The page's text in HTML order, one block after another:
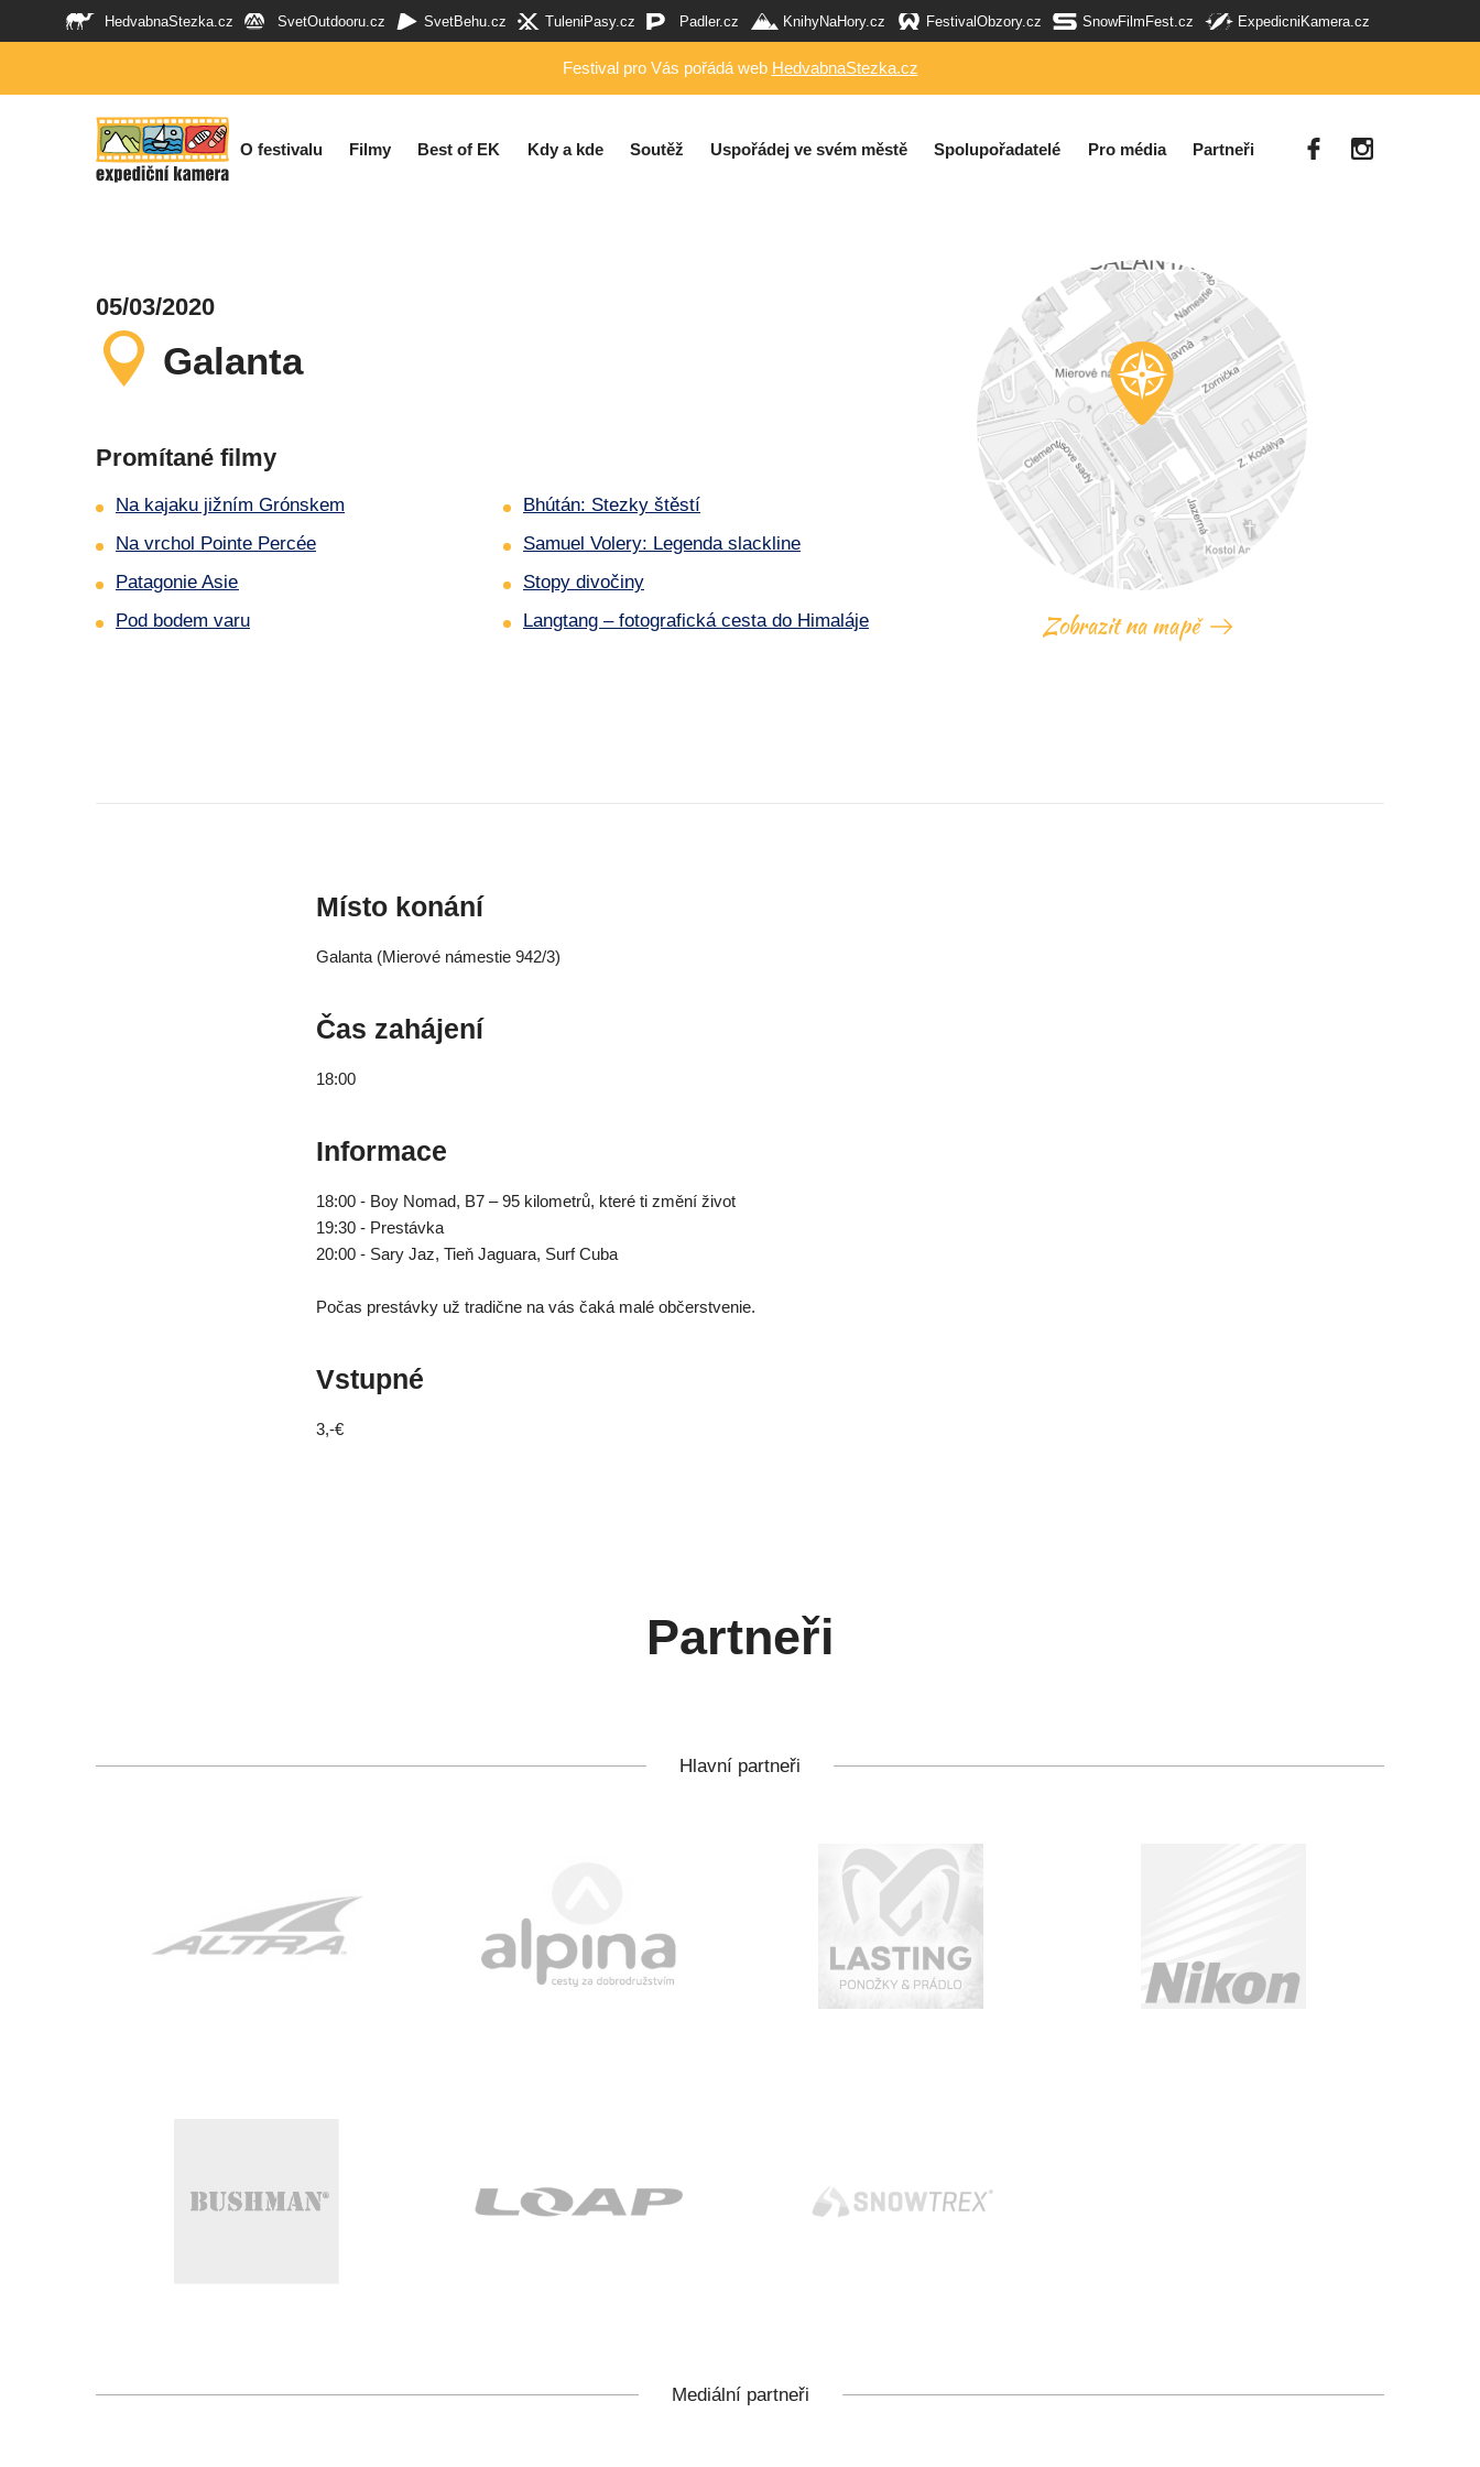
HedvabnaStezka.cz SvetOutdooru.cz SvetBehu.cz TuleniPasy.cz Padler.cz KnihyNaHory.cz FestivalObzory.cz SnowFilmFest.cz ExpedicniKamera.cz
Festival pro Vás pořádá web HedvabnaStezka.cz
O festivalu Filmy Best of EK Kdy a kde Soutěž Uspořádej ve svém městě Spolupořadatelé Pro média Partneři
05/03/2020
Galanta
Promítané filmy
Na kajaku jižním Grónskem
Na vrchol Pointe Percée
Patagonie Asie
Pod bodem varu
Bhútán: Stezky štěstí
Samuel Volery: Legenda slackline
Stopy divočiny
Langtang – fotografická cesta do Himaláje
Zobrazit na mapě
Místo konání
Galanta (Mierové námestie 942/3)
Čas zahájení
18:00
Informace
18:00 - Boy Nomad, B7 – 95 kilometrů, které ti změní život
19:30 - Prestávka
20:00 - Sary Jaz, Tieň Jaguara, Surf Cuba
Počas prestávky už tradične na vás čaká malé občerstvenie.
Vstupné
3,-€
Partneři